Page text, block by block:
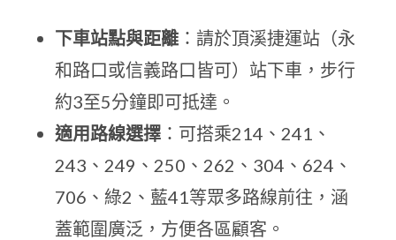
下車站點與距離 ：請於頂溪捷運站（永
和路口或信義路口皆可）站下車，步行
約3至5分鐘即可抵達。
適用路線選擇 ：可搭乘214、241、
243、249、250、262、304、624、
706、綠2、藍41等眾多路線前往，涵
蓋範圍廣泛，方便各區顧客。